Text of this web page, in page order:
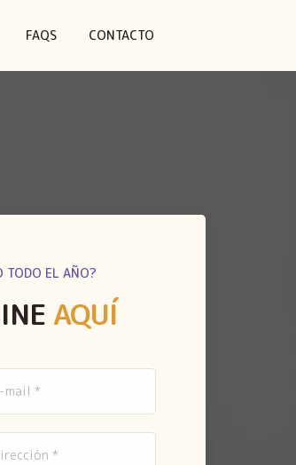
FAQS CONTACTO
TODO EL AÑO?
AQUÍ